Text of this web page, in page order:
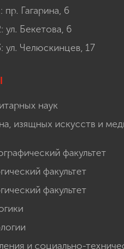
Гагарина, 6
Бекетова, 6
Челюскинцев, 17
наук
изящных искусств и
факультет
факультет
факультет
и социально-